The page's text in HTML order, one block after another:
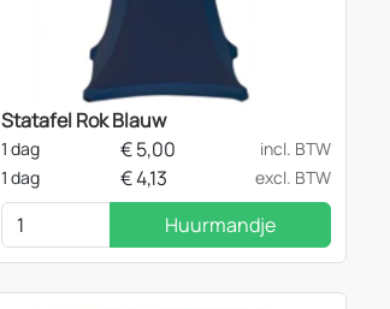
Statafel Rok Blauw
1 dag €5,00
incl. BTW
1 dag
€4,13 excl. BTW
Huurmandje